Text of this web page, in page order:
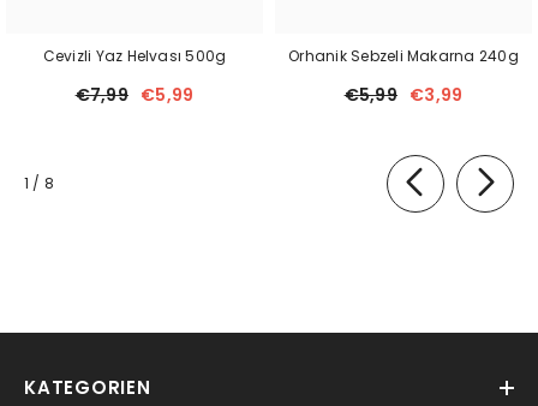
Cevizli Yaz Helvası 500g
€7,99 €5,99
Orhanik Sebzeli Makarna 240g
€5,99 €3,99
1 / von
8
KATEGORIEN